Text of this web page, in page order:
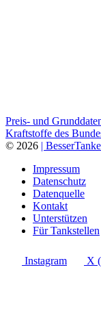
Preis- und
Kraftstoffe des
© 2026 |
Impressum
Datenschutz
Datenquelle
Kontakt
Unterstützen
Für Tankstellen
Instagram X